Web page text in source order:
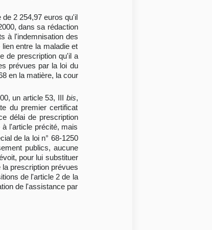
2 254,97 euros qu'il
dans sa rédaction
à l'indemnisation des
entre la maladie et
de prescription qu'il a
prévues par la loi du
en la matière, la cour
un article 53, III bis,
du premier certificat
délai de prescription
l'article précité, mais
de la loi n° 68-1250
publics, aucune
pour lui substituer
prescription prévues
de l'article 2 de la
de l'assistance par